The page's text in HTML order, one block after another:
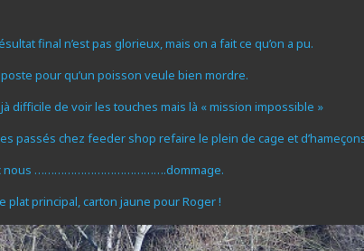
final n’est pas glorieux, mais on a fait ce qu’on a pu.
pour qu’un poisson veule bien mordre.
difficile de voir les touches mais là « mission impossible »
passés chez feeder shop refaire le plein de cage et
nous ………………………………….dommage.
plat principal, carton jaune pour Roger !